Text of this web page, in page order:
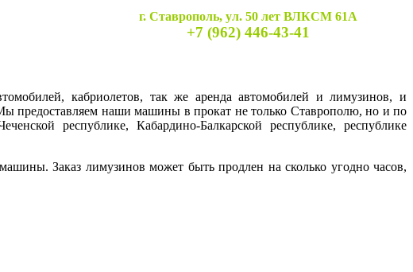
г. Ставрополь, ул. 50 лет ВЛКСМ 61А
+7 (962) 446-43-41
кабриолетов, так же аренда автомобилей и лимузинов, и
предоставляем наши машины в прокат не только Ставрополю, но и по
республике, Кабардино-Балкарской республике, республике
Заказ лимузинов может быть продлен на сколько угодно часов,